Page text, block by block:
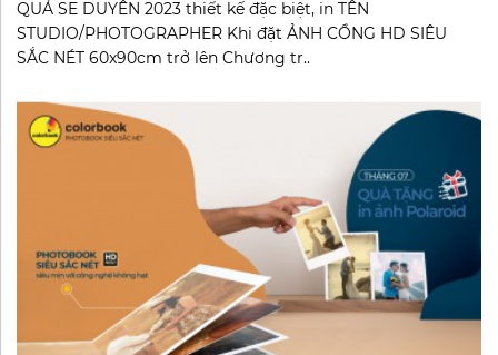
QUẢ SE DUYÊN 2023 thiết kế đặc biệt, in TÊN
STUDIO/PHOTOGRAPHER Khi đặt ẢNH CỔNG HD SIÊU
SẮC NÉT 60x90cm trở lên Chương tr..